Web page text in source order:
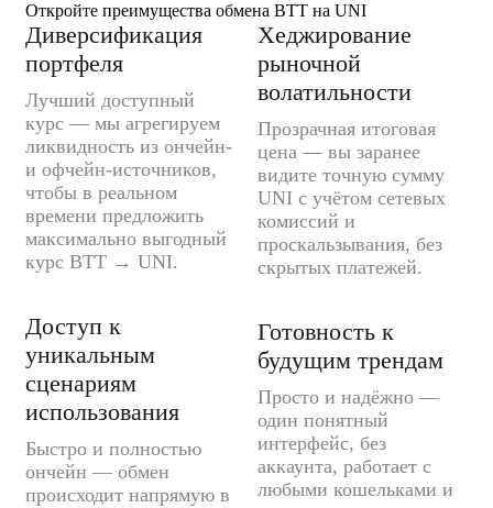
Откройте преимущества обмена BTT на UNI
Диверсификация
портфеля
Лучший доступный
курс — мы агрегируем
ликвидность из ончейн-
и офчейн-источников,
чтобы в реальном
времени предложить
максимально выгодный
курс BTT → UNI.
Доступ к
уникальным
сценариям
использования
Быстро и полностью
ончейн — обмен
происходит напрямую в
Хеджирование
рыночной
волатильности
Прозрачная итоговая
цена — вы заранее
видите точную сумму
UNI с учётом сетевых
комиссий и
проскальзывания, без
скрытых платежей.
Готовность к
будущим трендам
Просто и надёжно —
один понятный
интерфейс, без
аккаунта, работает с
любыми кошельками и